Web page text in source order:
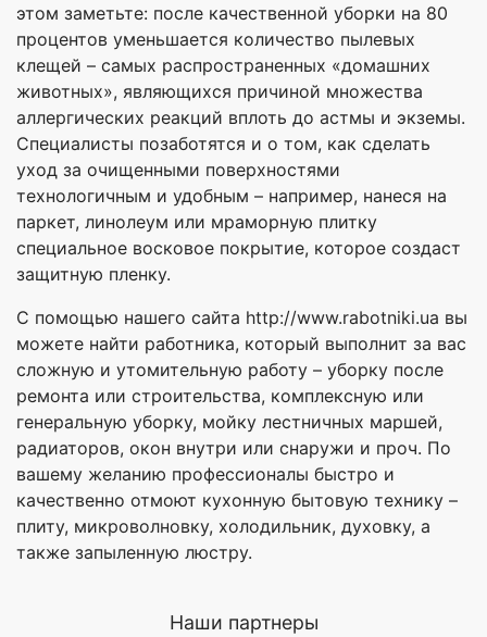
этом заметьте: после качественной уборки на 80
процентов уменьшается количество пылевых
клещей – самых распространенных «домашних
животных», являющихся причиной множества
аллергических реакций вплоть до астмы и экземы.
Специалисты позаботятся и о том, как сделать
уход за очищенными поверхностями
технологичным и удобным – например, нанеся на
паркет, линолеум или мраморную плитку
специальное восковое покрытие, которое создаст
защитную пленку.
С помощью нашего сайта http://www.rabotniki.ua вы
можете найти работника, который выполнит за вас
сложную и утомительную работу – уборку после
ремонта или строительства, комплексную или
генеральную уборку, мойку лестничных маршей,
радиаторов, окон внутри или снаружи и проч. По
вашему желанию профессионалы быстро и
качественно отмоют кухонную бытовую технику –
плиту, микроволновку, холодильник, духовку, а
также запыленную люстру.
Наши партнеры